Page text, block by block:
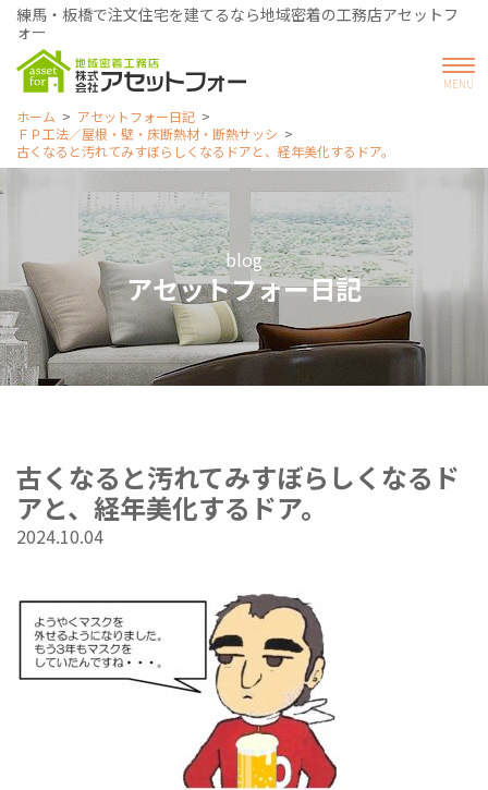
練馬・板橋で注文住宅を建てるなら地域密着の工務店アセットフ
ォー
ホーム
アセットフォー日記
ＦＰ工法／屋根・壁・床断熱材・断熱サッシ
古くなると汚れてみすぼらしくなるドアと、経年美化するドア。
blog
アセットフォー日記
古くなると汚れてみすぼらしくなるド
アと、経年美化するドア。
2024.10.04